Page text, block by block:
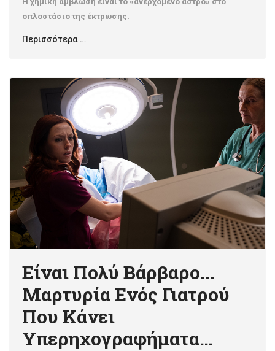
οπλοστάσιο της έκτρωσης.
Περισσότερα …
Είναι Πολύ Βάρβαρο...
Μαρτυρία Ενός Γιατρού
Που Κάνει
Υπερηχογραφήματα…